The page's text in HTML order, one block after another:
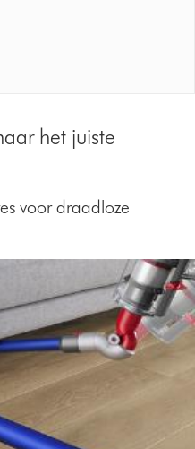
het juiste
voor draadloze